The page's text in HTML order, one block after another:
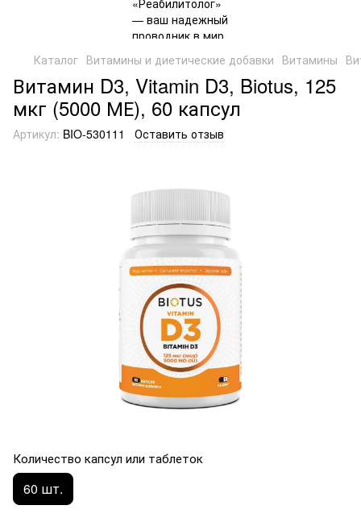
Каталог Витамины и диетические добавки Витамины
Витамин D3, Vitamin D3, Biotus, 125
мкг (5000 МЕ), 60 капсул
Артикул: BIO-530111 Оставить отзыв
Количество капсул или таблеток
60 шт.